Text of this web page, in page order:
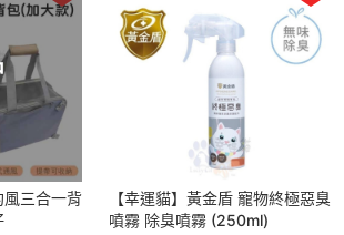
風三合一背
【幸運貓】黃金盾 寵物終極惡臭
噴霧 除臭噴霧 (250ml)